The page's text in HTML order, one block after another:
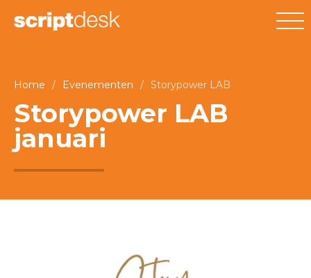
Home / Evenementen / Storypower LAB
Storypower LAB
januari